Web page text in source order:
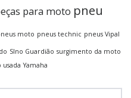
para moto pneu
moto pneus technic pneus Vipal
SIno Guardião surgimento da moto
Yamaha